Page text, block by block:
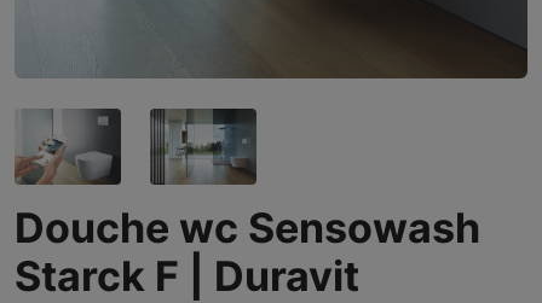
Douche wc Sensowash
Starck F | Duravit